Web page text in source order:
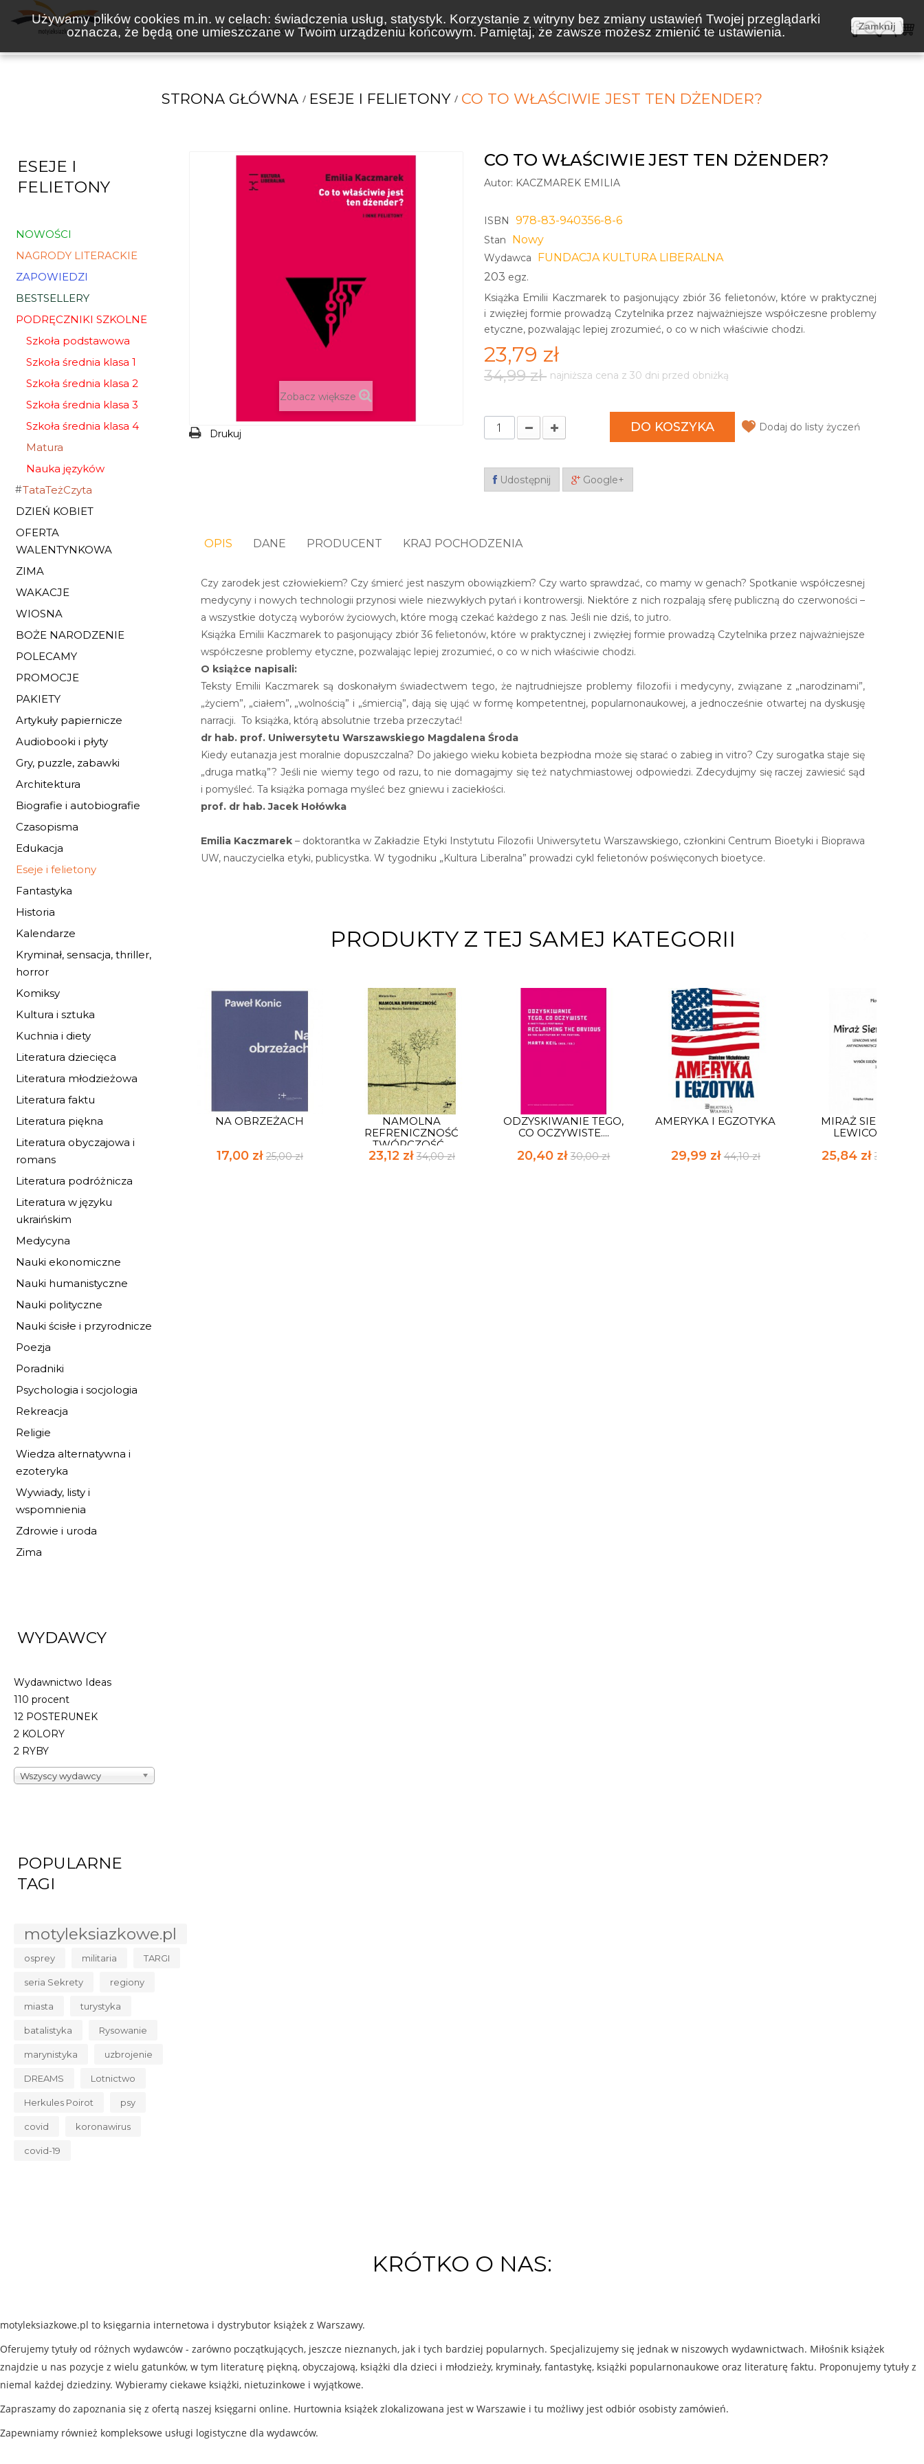
Używamy plików cookies m.in. w celach: świadczenia usług, statystyk. Korzystanie z witryny bez zmiany ustawień Twojej przeglądarki
oznacza, że będą one umieszczane w Twoim urządzeniu końcowym. Pamiętaj, że zawsze możesz zmienić te ustawienia.
Zamknij
KSIĄŻKI NOWOŚCI ZAPOWIEDZI BESTSELLERY WAKACJE KOSZTY WYSYŁKI
STRONA GŁÓWNA ESEJE I FELIETONY CO TO WŁAŚCIWIE JEST TEN DŻENDER?
ESEJE I
FELIETONY
NOWOŚCI
NAGRODY LITERACKIE
ZAPOWIEDZI
BESTSELLERY
PODRĘCZNIKI SZKOLNE
Szkoła podstawowa
Szkoła średnia klasa 1
Szkoła średnia klasa 2
Szkoła średnia klasa 3
Szkoła średnia klasa 4
Matura
Nauka języków
TataTeżCzyta
DZIEŃ KOBIET
OFERTA
WALENTYNKOWA
ZIMA
WAKACJE
WIOSNA
BOŻE NARODZENIE
POLECAMY
PROMOCJE
PAKIETY
Artykuły papiernicze
Audiobooki i płyty
Gry, puzzle, zabawki
Architektura
Biografie i autobiografie
Czasopisma
Edukacja
Eseje i felietony
Fantastyka
Historia
Kalendarze
Kryminał, sensacja, thriller,
horror
Komiksy
Kultura i sztuka
Kuchnia i diety
Literatura dziecięca
Literatura młodzieżowa
Literatura faktu
Literatura piękna
Literatura obyczajowa i
romans
Literatura podróżnicza
Literatura w języku
ukraińskim
Medycyna
Nauki ekonomiczne
Nauki humanistyczne
Nauki polityczne
Nauki ścisłe i przyrodnicze
Poezja
Poradniki
Psychologia i socjologia
Rekreacja
Religie
Wiedza alternatywna i
ezoteryka
Wywiady, listy i
wspomnienia
Zdrowie i uroda
Zima
WYDAWCY
Wydawnictwo Ideas
110 procent
12 POSTERUNEK
2 KOLORY
2 RYBY
Wszyscy wydawcy
POPULARNE
TAGI
motyleksiazkowe.pl
osprey militaria TARGI
seria Sekrety regiony
miasta turystyka
batalistyka Rysowanie
marynistyka uzbrojenie
DREAMS Lotnictwo
Herkules Poirot psy
covid koronawirus
covid-19
Zobacz większe
Drukuj
CO TO WŁAŚCIWIE JEST TEN DŻENDER?
Autor: KACZMAREK EMILIA
ISBN 978-83-940356-8-6
Stan Nowy
Wydawca
FUNDACJA KULTURA LIBERALNA
203 egz.
Książka Emilii Kaczmarek to pasjonujący zbiór 36 felietonów, które w praktycznej
i zwięzłej formie prowadzą Czytelnika przez najważniejsze współczesne problemy
etyczne, pozwalając lepiej zrozumieć, o co w nich właściwie chodzi.
23,79 zł
34,99 zł najniższa cena z 30 dni przed obniżką
DO KOSZYKA Dodaj do listy życzeń
Udostępnij Google+
OPIS DANE PRODUCENT KRAJ POCHODZENIA
Czy zarodek jest człowiekiem? Czy śmierć jest naszym obowiązkiem? Czy warto sprawdzać, co mamy w genach? Spotkanie współczesnej
medycyny i nowych technologii przynosi wiele niezwykłych pytań i kontrowersji. Niektóre z nich rozpalają sferę publiczną do czerwoności –
a wszystkie dotyczą wyborów życiowych, które mogą czekać każdego z nas. Jeśli nie dziś, to jutro.
Książka Emilii Kaczmarek to pasjonujący zbiór 36 felietonów, które w praktycznej i zwięzłej formie prowadzą Czytelnika przez najważniejsze
współczesne problemy etyczne, pozwalając lepiej zrozumieć, o co w nich właściwie chodzi.
O książce napisali:
Teksty Emilii Kaczmarek są doskonałym świadectwem tego, że najtrudniejsze problemy filozofii i medycyny, związane z „narodzinami”,
„życiem”, „ciałem”, „wolnością” i „śmiercią”, dają się ująć w formę kompetentnej, popularnonaukowej, a jednocześnie otwartej na dyskusję
narracji. To książka, którą absolutnie trzeba przeczytać!
dr hab. prof. Uniwersytetu Warszawskiego Magdalena Środa
Kiedy eutanazja jest moralnie dopuszczalna? Do jakiego wieku kobieta bezpłodna może się starać o zabieg in vitro? Czy surogatka staje się
„druga matką”? Jeśli nie wiemy tego od razu, to nie domagajmy się też natychmiastowej odpowiedzi. Zdecydujmy się raczej zawiesić sąd
i pomyśleć. Ta książka pomaga myśleć bez gniewu i zaciekłości.
prof. dr hab. Jacek Hołówka
Emilia Kaczmarek– doktorantka w Zakładzie Etyki Instytutu Filozofii Uniwersytetu Warszawskiego, członkini Centrum Bioetyki i Bioprawa
UW, nauczycielka etyki, publicystka. W tygodniku „Kultura Liberalna” prowadzi cykl felietonów poświęconych bioetyce.
PRODUKTY Z TEJ SAMEJ KATEGORII
NA OBRZEŻACH
17,00 zł 25,00 zł
NAMOLNA
REFRENICZNOŚĆ
TWÓRCZOŚĆ...
23,12 zł 34,00 zł
ODZYSKIWANIE TEGO,
CO OCZYWISTE....
20,40 zł30,00 zł
AMERYKA I EGZOTYKA
29,99 zł 44,10 zł
MIRAŻ SIERPNIA.
LEWICOWE...
25,84 zł 38,00 zł
KRÓTKO O NAS:
motyleksiazkowe.pl to księgarnia internetowa i dystrybutor książek z Warszawy.
Oferujemy tytuły od różnych wydawców - zarówno początkujących, jeszcze nieznanych, jak i tych bardziej popularnych. Specjalizujemy się jednak w niszowych wydawnictwach. Miłośnik książek
znajdzie u nas pozycje z wielu gatunków, w tym literaturę piękną, obyczajową, książki dla dzieci i młodzieży, kryminały, fantastykę, książki popularnonaukowe oraz literaturę faktu. Proponujemy tytuły z
niemal każdej dziedziny. Wybieramy ciekawe książki, nietuzinkowe i wyjątkowe.
Zapraszamy do zapoznania się z ofertą naszej księgarni online. Hurtownia książek zlokalizowana jest w Warszawie i tu możliwy jest odbiór osobisty zamówień.
Zapewniamy również kompleksowe usługi logistyczne dla wydawców.